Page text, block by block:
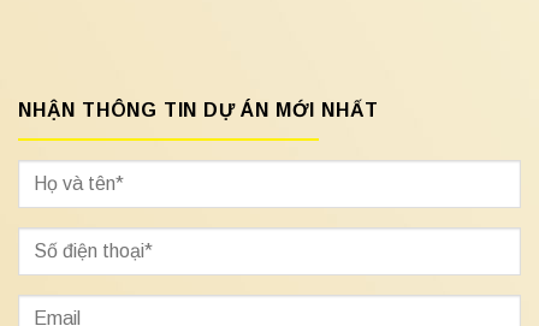
NHẬN THÔNG TIN DỰ ÁN MỚI NHẤT